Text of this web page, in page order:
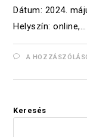
Dátum: 2024.
Helyszín: online,…
A
Keresés